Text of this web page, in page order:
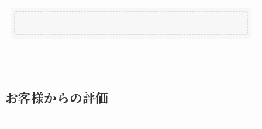
お客様からの評価